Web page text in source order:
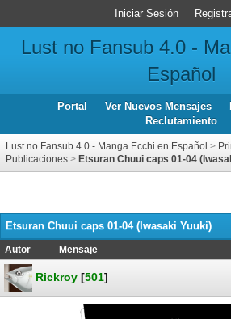
Iniciar Sesión
Lust no Fansub 4.0 -
Español
Portal Ver Nuevos Mensajes
Reclutamiento
Lust no Fansub 4.0 - Manga Ecchi en Español >
Publicaciones > Etsuran Chuui caps 01-04
Etsuran Chuui caps 01-04 (Iwasaki Yuuki)
Autor
Mensaje
Rickroy [501]